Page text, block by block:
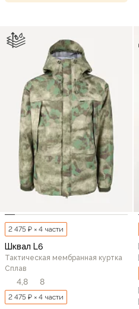
2 475 ₽ × 4 части
Шквал L6
Тактическая мембранная куртка
Сплав
4,8 8
2 475 ₽ × 4 части